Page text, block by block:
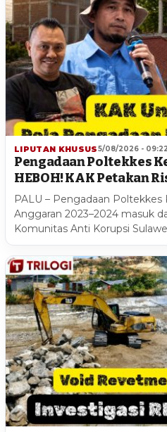
LIPUTAN KHUSUS5/08/2026 - 09:22
Pengadaan Poltekkes
HEBOH! KAK Petakan
PALU – Pengadaan Poltekkes
Anggaran 2023–2024 masuk
Komunitas Anti Korupsi